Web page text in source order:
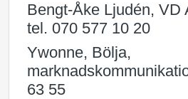
Bengt-Åke Ljudén, VD
tel. 070 577 10 20
Ywonne, Bölja,
63 55